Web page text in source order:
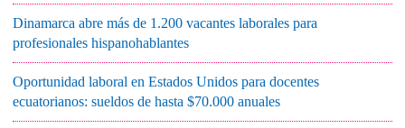
Dinamarca abre más de 1.200 vacantes laborales para
profesionales hispanohablantes
Oportunidad laboral en Estados Unidos para docentes
ecuatorianos: sueldos de hasta $70.000 anuales